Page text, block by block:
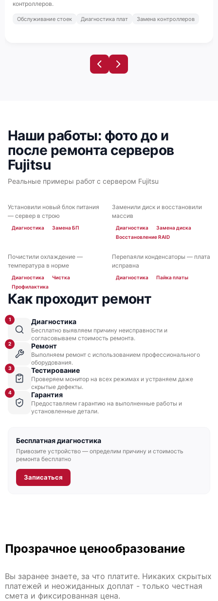
Fujitsu Primergy TX1320 M1
Fujitsu Primergy TX1310 M5
Fujitsu Primergy TX1310 M1
Fujitsu Primergy SX960 S1
Fujitsu Primergy RX4770 M6
контроллеров.
Обслуживание стоек Диагностика плат Замена контроллеров
Наши работы: фото до и
после ремонта серверов
Fujitsu
Реальные примеры работ с сервером Fujitsu
ДО ПОСЛЕ
Установили новый блок питания
— сервер в строю
Диагностика Замена БП
ДО ПОСЛЕ
Заменили диск и восстановили
массив
Диагностика
Замена диска
Восстановление RAID
ДО ПОСЛЕ
Почистили охлаждение —
температура в норме
Диагностика
Чистка
Профилактика
ДО ПОСЛЕ
Перепаяли конденсаторы — плата
исправна
Диагностика Пайка платы
Как проходит ремонт
1 Диагностика
Бесплатно выявляем причину неисправности и
согласовываем стоимость ремонта.
2 Ремонт
Выполняем ремонт с использованием профессионального
оборудования.
3 Тестирование
Проверяем монитор на всех режимах и устраняем даже
скрытые дефекты.
4 Гарантия
Предоставляем гарантию на выполненные работы и
установленные детали.
Бесплатная диагностика
Привозите устройство — определим причину и стоимость
ремонта бесплатно
Записаться
Прозрачное ценообразование
Вы заранее знаете, за что платите. Никаких скрытых
платежей и неожиданных доплат - только честная
смета и фиксированная цена.